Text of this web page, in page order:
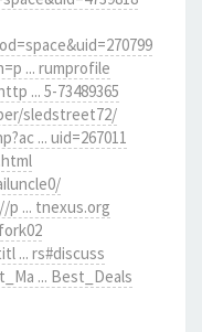
... rumprofile
... 5-73489365
sledstreet72/
... uid=267011
... tnexus.org
... rs#discuss
... Best_Deals